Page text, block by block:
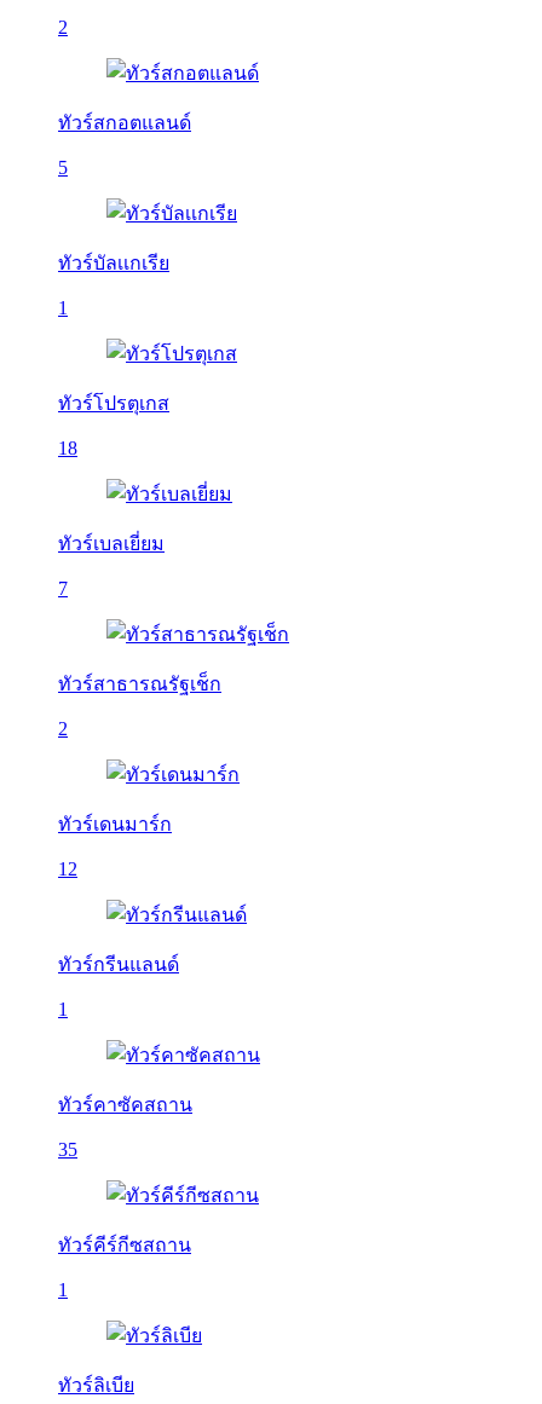
2
ทัวร์สกอตแลนด์
5
ทัวร์บัลเเกเรีย
1
ทัวร์โปรตุเกส
18
ทัวร์เบลเยี่ยม
7
ทัวร์สาธารณรัฐเช็ก
2
ทัวร์เดนมาร์ก
12
ทัวร์กรีนแลนด์
1
ทัวร์คาซัคสถาน
35
ทัวร์คีร์กีซสถาน
1
ทัวร์ลิเบีย